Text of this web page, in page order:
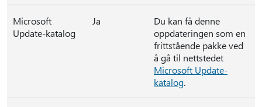
Microsoft
Update-katalog
Ja
Du kan få denne
oppdateringen som en
frittstående pakke ved
å gå til nettstedet
Microsoft Update-
katalog.